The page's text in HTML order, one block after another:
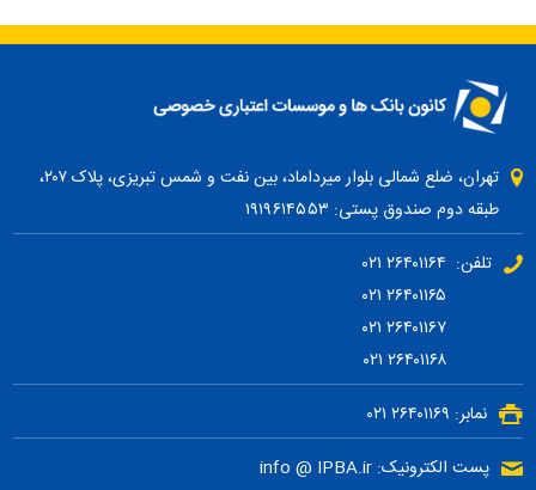
تهران، ضلع شمالی بلوار میرداماد، بین نفت و شمس تبریزی، پلاک ۲۰۷،
طبقه دوم صندوق پستی: ۱۹۱۹۶۱۴۵۵۳
تلفن: ۲۶۴۰۱۱۶۴ ۰۲۱
۲۶۴۰۱۱۶۷ ۰۲۱
۲۶۴۰۱۱۶۸ ۰۲۱
نمابر: ۲۶۴۰۱۱۶۹ ۰۲۱
پست الکترونیک: info @ IPBA.ir